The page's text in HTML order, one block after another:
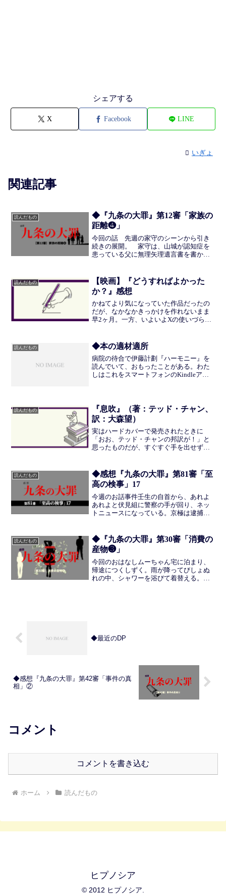
シェアする
X Facebook LINE
いぎょ
関連記事
読んだもの
◆『九条の大罪』第12審「家族の
距離❹」
今回の話 先週の家守のシーンから引き
続きの展開。 家守は、山城が認知症を
患っている父に無理矢理遺言書を書かせ
を書いているシーンへ移る。そこにはた
しかに山城が立っている。...
読んだもの
【映画】『どうすればよかった
か？』感想
かねてより気になっていた作品だったの
だが、なかなかきっかけを作れないまま
早2ヶ月。一方、いよいよXの使いづらさ
った。あ、今観に行こうと即予約、翌日
に足を運ぶ。い...
読んだもの ◆本の適材適所
病院の待合で伊藤計劃『ハーモニー』を
読んでいて、おもったことがある。わた
しはこれをスマートフォンのKindleアプ
されているのも...
読んだもの
『息吹』（著：テッド・チャン、
訳：大森望）
実はハードカバーで発売されたときに
「おお、テッド・チャンの邦訳が！」と
思ったものだが、すぐすぐ手を出せず、
おもしろくてぐんぐんページが進んでし
まった。どれもおもしろ...
読んだもの
◆感想『九条の大罪』第81審「至
高の検事」17
今週のお話事件壬生の自首から、あれよ
あれよと伏見組に警察の手が回り、ネッ
トニュースになっている。京極は逮捕さ
いるのは苦情の師である流木と、烏丸
だ。長期実刑になる可能性が...
読んだもの
◆『九条の大罪』第30審「消費の
産物❸」
今回のおはなしムーちゃん宅に泊まり、
帰途につくしずく。雨が降ってびしょぬ
れの中、シャワーを浴びて着替える。バ
◆最近のDP
◆感想『九条の大罪』第42審「事件の真
相」②
コメント
コメントを書き込む
ホーム 読んだもの
ヒプノシア
© 2012 ヒプノシア.